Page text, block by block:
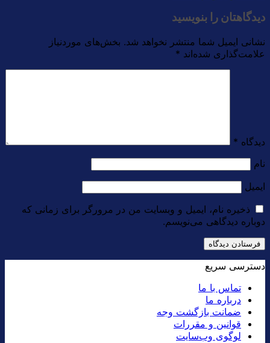
دیدگاهتان را بنویسید
نشانی ایمیل شما منتشر نخواهد شد. بخش‌های موردنیاز
علامت‌گذاری شده‌اند *
دیدگاه *
نام
ایمیل
ذخیره نام، ایمیل و وبسایت من در مرورگر برای زمانی که
دوباره دیدگاهی می‌نویسم.
دسترسی سریع
تماس با ما
درباره ما
ضمانت بازگشت وجه
قوانین و مقررات
لوگوی وب‌سایت